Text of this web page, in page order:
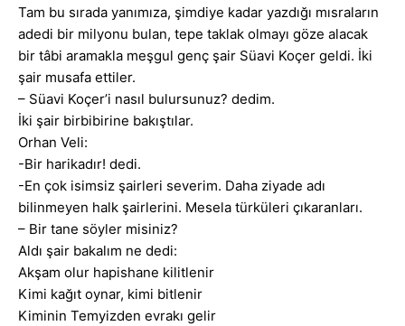
Tam bu sırada yanımıza, şimdiye kadar yazdığı mısraların
adedi bir milyonu bulan, tepe taklak olmayı göze alacak
bir tâbi aramakla meşgul genç şair Süavi Koçer geldi. İki
şair musafa ettiler.
– Süavi Koçer’i nasıl bulursunuz? dedim.
İki şair birbibirine bakıştılar.
Orhan Veli:
-Bir harikadır! dedi.
-En çok isimsiz şairleri severim. Daha ziyade adı
bilinmeyen halk şairlerini. Mesela türküleri çıkaranları.
– Bir tane söyler misiniz?
Aldı şair bakalım ne dedi:
Akşam olur hapishane kilitlenir
Kimi kağıt oynar, kimi bitlenir
Kiminin Temyizden evrakı gelir